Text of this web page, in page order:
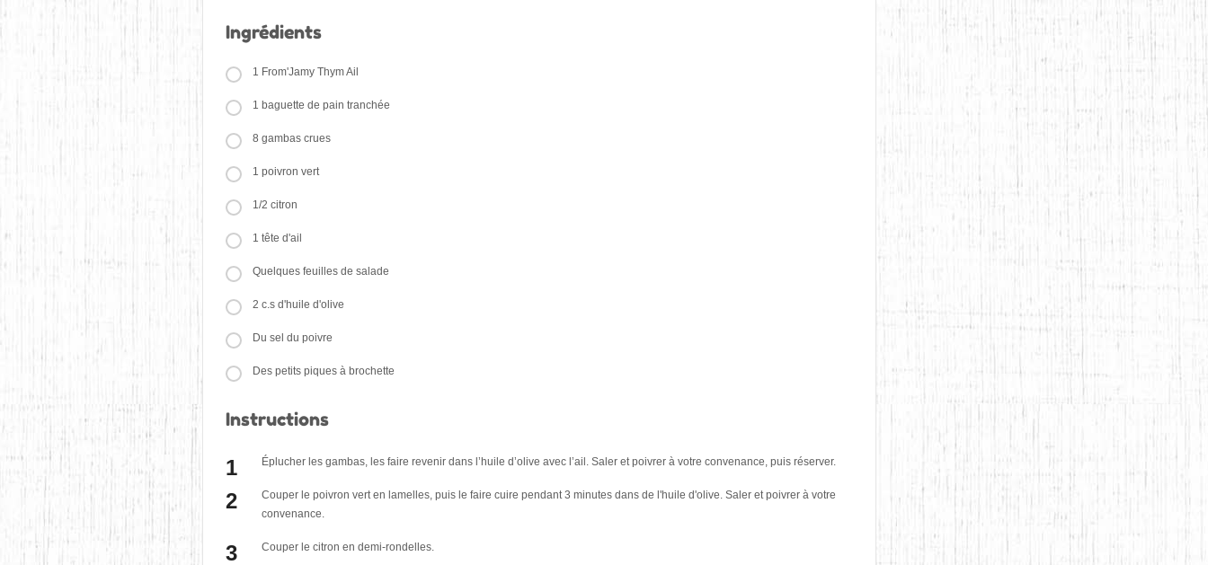
Ingrédients
1 From'Jamy Thym Ail
1 baguette de pain tranchée
8 gambas crues
1 poivron vert
1/2 citron
1 tête d'ail
Quelques feuilles de salade
2 c.s d'huile d'olive
Du sel du poivre
Des petits piques à brochette
Instructions
Éplucher les gambas, les faire revenir dans l’huile d’olive avec l’ail. Saler et poivrer à votre convenance, puis réserver.
Couper le poivron vert en lamelles, puis le faire cuire pendant 3 minutes dans de l'huile d'olive. Saler et poivrer à votre
convenance.
Couper le citron en demi-rondelles.